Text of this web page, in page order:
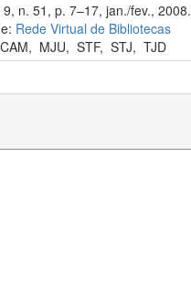
n. 51, p. 7–17, jan./fev., 2008.
Rede Virtual de Bibliotecas
CAM, MJU, STF, STJ, TJD